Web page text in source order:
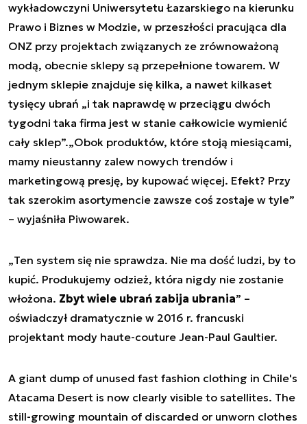
wykładowczyni Uniwersytetu Łazarskiego na kierunku
Prawo i Biznes w Modzie, w przeszłości pracująca dla
ONZ przy projektach związanych ze zrównoważoną
modą, obecnie sklepy są przepełnione towarem. W
jednym sklepie znajduje się kilka, a nawet kilkaset
tysięcy ubrań „i tak naprawdę w przeciągu dwóch
tygodni taka firma jest w stanie całkowicie wymienić
cały sklep”.„Obok produktów, które stoją miesiącami,
mamy nieustanny zalew nowych trendów i
marketingową presję, by kupować więcej. Efekt? Przy
tak szerokim asortymencie zawsze coś zostaje w tyle”
– wyjaśniła Piwowarek.
„Ten system się nie sprawdza. Nie ma dość ludzi, by to
kupić. Produkujemy odzież, która nigdy nie zostanie
włożona. Zbyt wiele ubrań zabija ubrania” –
oświadczył dramatycznie w 2016 r. francuski
projektant mody haute-couture Jean-Paul Gaultier.
A giant dump of unused fast fashion clothing in Chile's
Atacama Desert is now clearly visible to satellites. The
still-growing mountain of discarded or unworn clothes